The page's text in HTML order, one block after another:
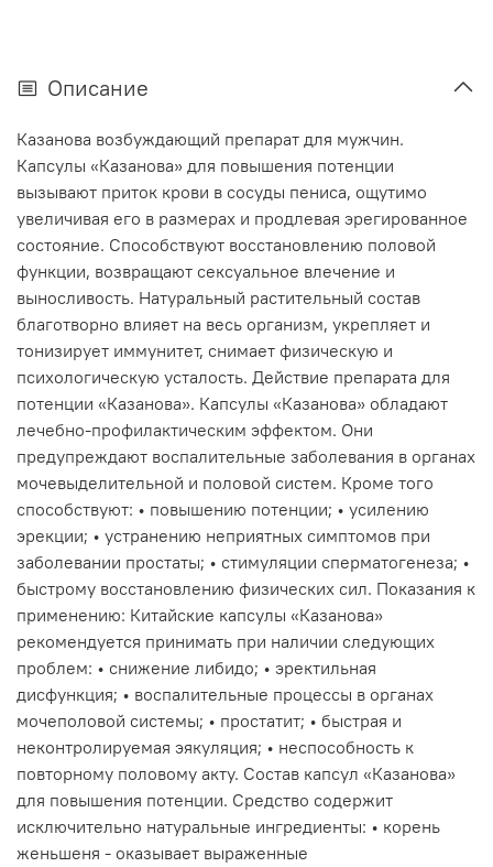
Описание
Казанова возбуждающий препарат для мужчин.
Капсулы «Казанова» для повышения потенции
вызывают приток крови в сосуды пениса, ощутимо
увеличивая его в размерах и продлевая эрегированное
состояние. Способствуют восстановлению половой
функции, возвращают сексуальное влечение и
выносливость. Натуральный растительный состав
благотворно влияет на весь организм, укрепляет и
тонизирует иммунитет, снимает физическую и
психологическую усталость. Действие препарата для
потенции «Казанова». Капсулы «Казанова» обладают
лечебно-профилактическим эффектом. Они
предупреждают воспалительные заболевания в органах
мочевыделительной и половой систем. Кроме того
способствуют: • повышению потенции; • усилению
эрекции; • устранению неприятных симптомов при
заболевании простаты; • стимуляции сперматогенеза; •
быстрому восстановлению физических сил. Показания к
применению: Китайские капсулы «Казанова»
рекомендуется принимать при наличии следующих
проблем: • снижение либидо; • эректильная
дисфункция; • воспалительные процессы в органах
мочеполовой системы; • простатит; • быстрая и
неконтролируемая эякуляция; • неспособность к
повторному половому акту. Состав капсул «Казанова»
для повышения потенции. Средство содержит
исключительно натуральные ингредиенты: • корень
женьшеня - оказывает выраженные